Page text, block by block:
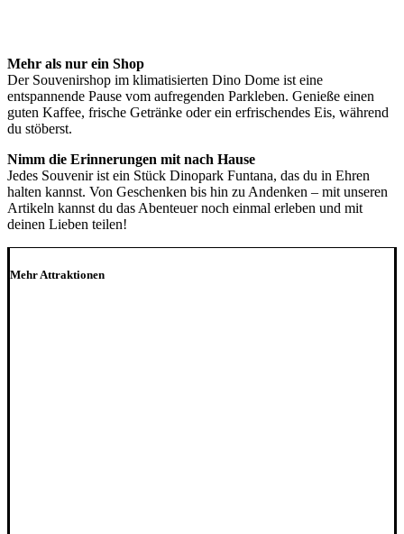
Mehr als nur ein Shop
Der Souvenirshop im klimatisierten Dino Dome ist eine
entspannende Pause vom aufregenden Parkleben. Genieße einen
guten Kaffee, frische Getränke oder ein erfrischendes Eis, während
du stöberst.
Nimm die Erinnerungen mit nach Hause
Jedes Souvenir ist ein Stück Dinopark Funtana, das du in Ehren
halten kannst. Von Geschenken bis hin zu Andenken – mit unseren
Artikeln kannst du das Abenteuer noch einmal erleben und mit
deinen Lieben teilen!
Mehr Attraktionen